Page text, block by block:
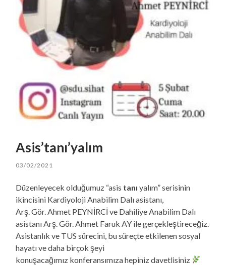
Asis’tanı’yalım
03/02/2021
Düzenleyecek olduğumuz “asis tanı yalım” serisinin
ikincisini Kardiyoloji Anabilim Dalı asistanı,
Arş. Gör. Ahmet PEYNİRCİ ve Dahiliye Anabilim Dalı
asistanı Arş. Gör. Ahmet Faruk AY ile gerçekleştireceğiz.
Asistanlık ve TUS sürecini, bu süreçte etkilenen sosyal
hayatı ve daha birçok şeyi
konuşacağımız konferansımıza hepiniz davetlisiniz